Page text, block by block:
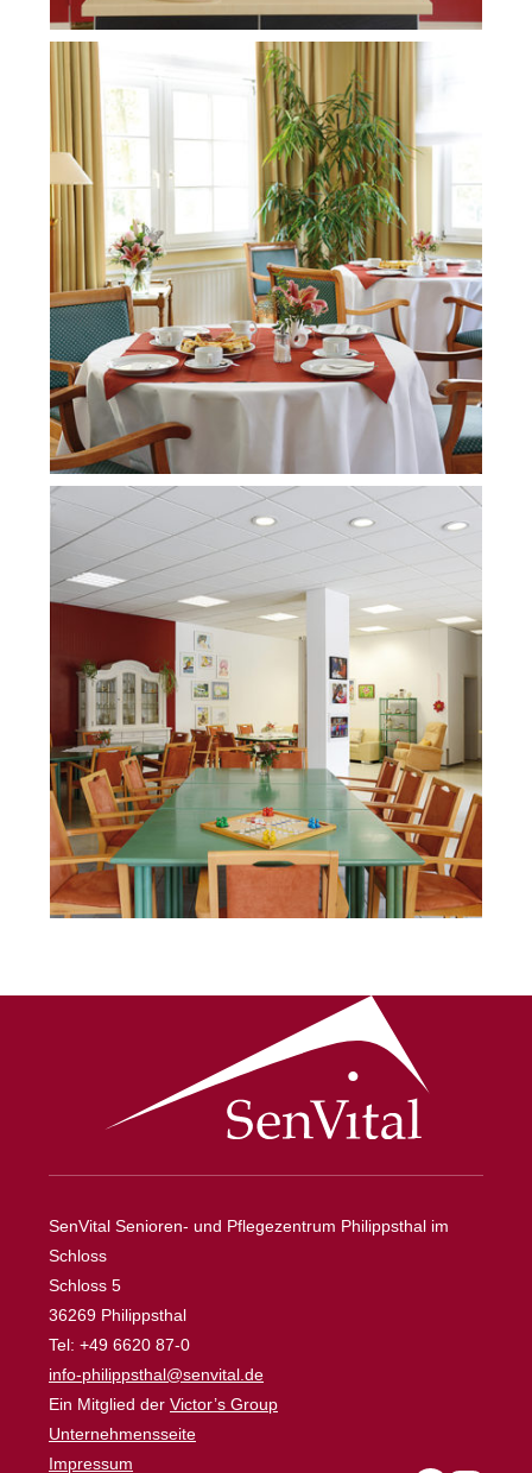
SenVital Senioren- und Pflegezentrum Philippsthal im
Schloss
Schloss 5
36269 Philippsthal
Tel: +49 6620 87-0
info-philippsthal@senvital.de
Ein Mitglied der Victor’s Group
Unternehmensseite
Impressum